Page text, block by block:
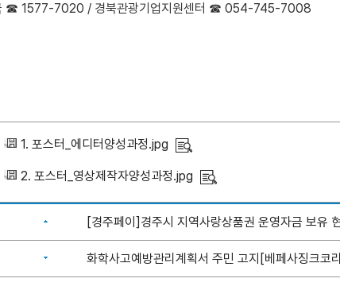
☎ 1577-7020 / 경북관광기업지원센터 ☎ 054-745-7008
1. 포스터_에디터양성과정.jpg
2. 포스터_영상제작자양성과정.jpg
[경주페이]경주시 지역사랑상품권 운영자금 보유
화학사고예방관리계획서 주민 고지[베페사징크코